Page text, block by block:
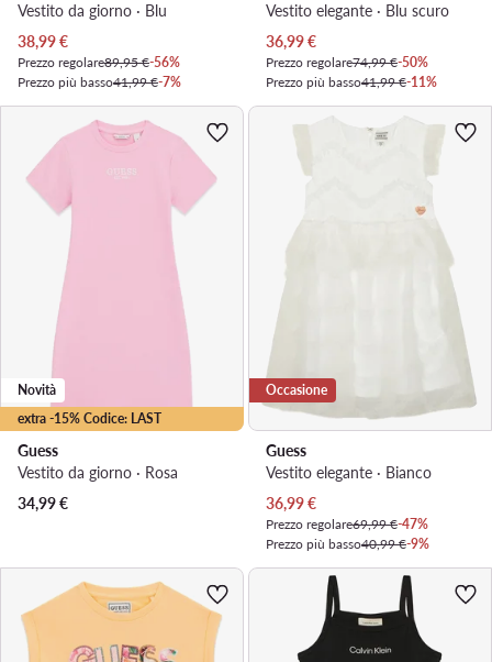
Vestito da giorno · Blu
Prezzo attuale
38,99€
Prezzo regolare89,95 €-56%
Prezzo più basso41,99 €-7%
Vestito elegante · Blu scuro
Prezzo attuale
36,99€
Prezzo regolare74,99 €-50%
Prezzo più basso41,99 €-11%
extra -15% Codice: LAST
Novità
Guess
Vestito da giorno · Rosa
34,99€
Occasione
Guess
Vestito elegante · Bianco
Prezzo attuale
36,99€
Prezzo regolare69,99 €-47%
Prezzo più basso40,99 €-9%